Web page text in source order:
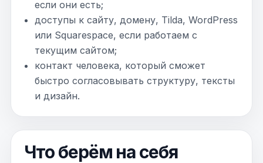
если они есть;
доступы к сайту, домену, Tilda, WordPress
или Squarespace, если работаем с
текущим сайтом;
контакт человека, который сможет
быстро согласовывать структуру, тексты
и дизайн.
Что берём на себя